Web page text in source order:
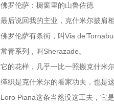
佛罗伦萨：橱窗里的山鲁佐德
最后说回我的主业，克什米尔披肩相
佛罗伦萨有条街，叫Via
常青系列，叫Sherazade。
它的花样，几乎一比一照搬克什米
缂织是克什米尔的看家功夫，也是
Loro Piana这条当然没这工夫，它